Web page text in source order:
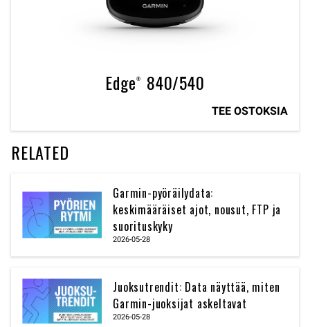
Edge® 840/540
TEE OSTOKSIA
RELATED
Garmin-pyöräilydata:
keskimääräiset ajot, nousut, FTP ja
suorituskyky
2026-05-28
Juoksutrendit: Data näyttää, miten
Garmin-juoksijat askeltavat
2026-05-28